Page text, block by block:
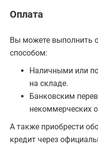
Оплата
Вы можете выполнить
способом:
Наличными или
на складе.
Банковским
некоммерческих
А также приобрести
кредит через